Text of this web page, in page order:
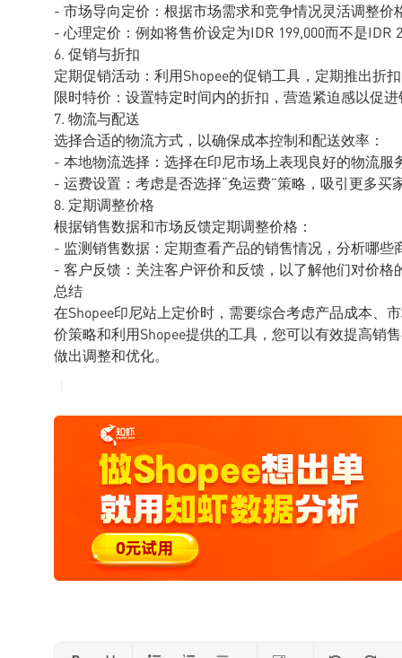
- 市场导向定价：根据市场需求和竞争情况灵活调整价
- 心理定价：例如将售价设定为IDR 199,000而不是IDR
6. 促销与折扣
定期促销活动：利用Shopee的促销工具，定期推出折
限时特价：设置特定时间内的折扣，营造紧迫感以促
7. 物流与配送
选择合适的物流方式，以确保成本控制和配送效率：
- 本地物流选择：选择在印尼市场上表现良好的物流
- 运费设置：考虑是否选择“免运费”策略，吸引更多买
8. 定期调整价格
根据销售数据和市场反馈定期调整价格：
- 监测销售数据：定期查看产品的销售情况，分析哪些
- 客户反馈：关注客户评价和反馈，以了解他们对价格
总结
在Shopee印尼站上定价时，需要综合考虑产品成本、
价策略和利用Shopee提供的工具，您可以有效提高销
做出调整和优化。